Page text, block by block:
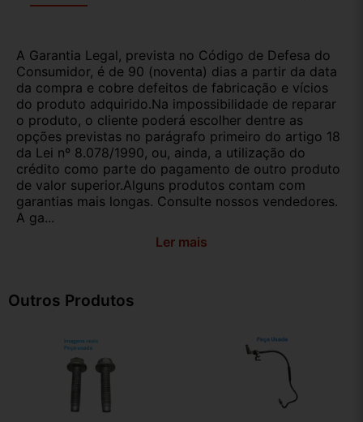
A Garantia Legal, prevista no Código de Defesa do
Consumidor, é de 90 (noventa) dias a partir da data
da compra e cobre defeitos de fabricação e vícios
do produto adquirido.Na impossibilidade de reparar
o produto, o cliente poderá escolher dentre as
opções previstas no parágrafo primeiro do artigo 18
da Lei nº 8.078/1990, ou, ainda, a utilização do
crédito como parte do pagamento de outro produto
de valor superior.Alguns produtos contam com
garantias mais longas. Consulte nossos vendedores.
A ga...
Ler mais
Outros Produtos